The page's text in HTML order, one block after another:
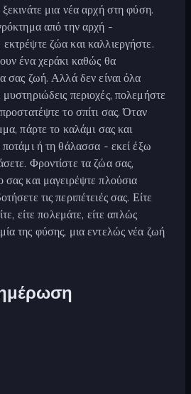
μια νέα αρχή στη φύση.
από την αρχή -
ζώα και καλλιεργήστε.
ένα χεράκι καθώς θα
σας ζωή. Αλλά δεν είναι όλα
περιοχές, πολεμήστε
το σπίτι σας. Όταν
πάρτε το καλάμι σας και
ποτάμι ή τη θάλασσα - εκεί έξω
Φροντίστε τα ζώα σας,
σας και μαγειρέψτε πλούσια
τις περιπέτειές σας. Είτε
είτε πολεμάτε, είτε απλώς
της φύσης, μια εντελώς νέα ζωή